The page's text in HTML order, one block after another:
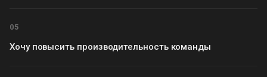
05
Хочу повысить производительность команды